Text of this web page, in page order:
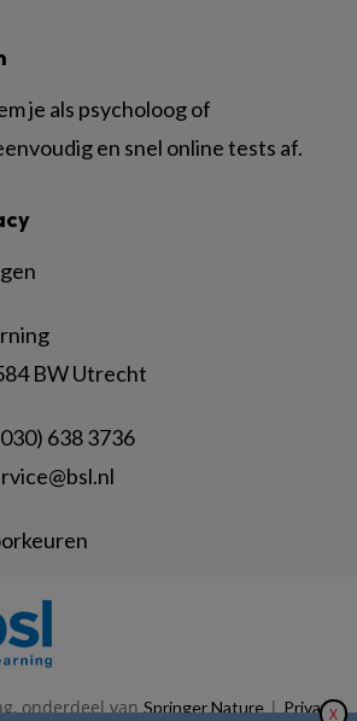
BW Utrecht
638 3736
je als psycholoog of
en snel online tests af.
onderdeel vanSpringer Nature|Privacy
X